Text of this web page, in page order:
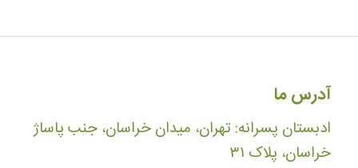
آدرس ما
ادبستان پسرانه: تهران، میدان خراسان، جنب پاساژ
خراسان، پلاک ۳۱